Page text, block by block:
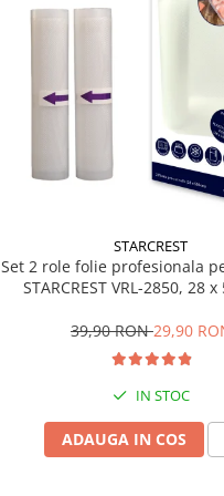
STARCREST
Set 2 role folie profesionala
STARCREST VRL-2850, 28
lavabile in masina de spalat,
transparent
39,90 RON29,90
IN STOC
ADAUGA IN COS